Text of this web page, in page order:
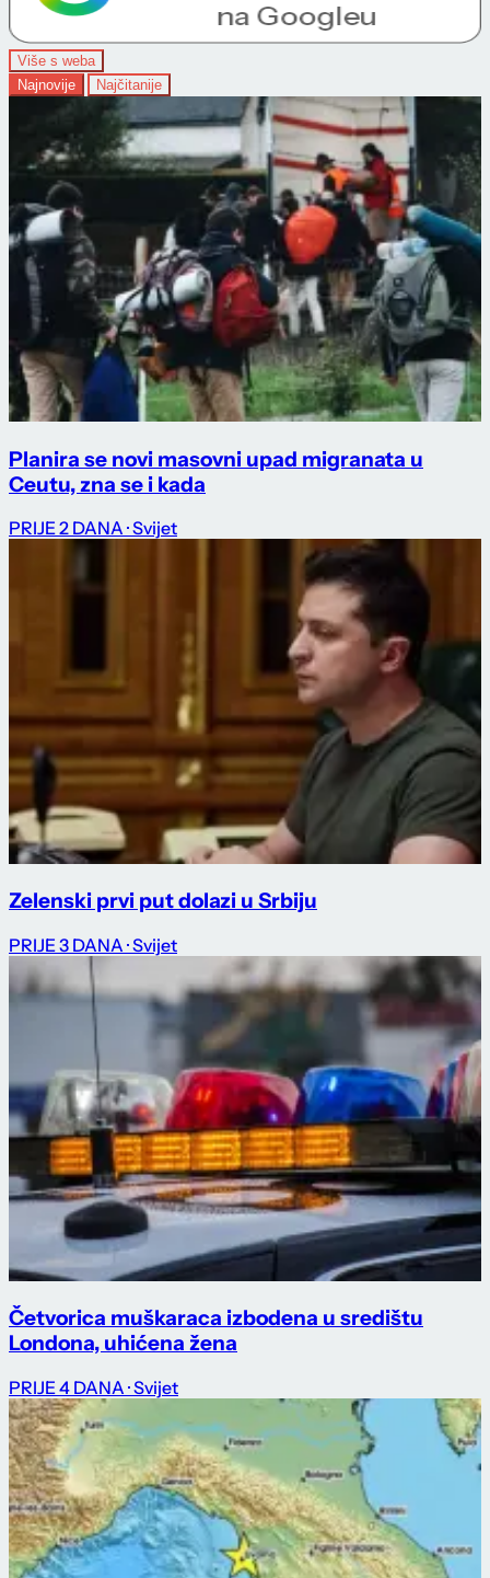
Više s weba
Najnovije
Najčitanije
Planira se novi masovni upad migranata u
Ceutu, zna se i kada
PRIJE 2 DANA · Svijet
Zelenski prvi put dolazi u Srbiju
PRIJE 3 DANA · Svijet
Četvorica muškaraca izbodena u središtu
Londona, uhićena žena
PRIJE 4 DANA · Svijet